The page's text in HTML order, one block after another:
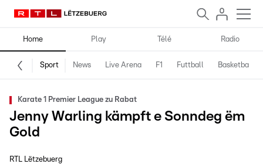
Home Play Télé Radio
Sport News Live Arena F1 Futtball Basketball
Karate 1 Premier League zu Rabat
Jenny Warling kämpft e Sonndeg ëm
Gold
RTL Lëtzebuerg